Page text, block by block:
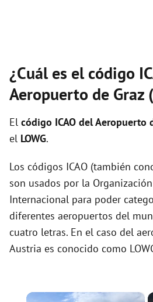
¿Cuál es el código
Aeropuerto de Graz
El código ICAO delAeropuerto
el LOWG.
Los códigos ICAO (también
son usados por la
Internacional para poder
diferentes aeropuertos del
cuatro letras. En el caso del
Austria es conocido como
×